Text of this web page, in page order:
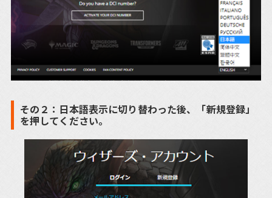
その２：日本語表示に切り替わった後、「新規登録」
を押してください。